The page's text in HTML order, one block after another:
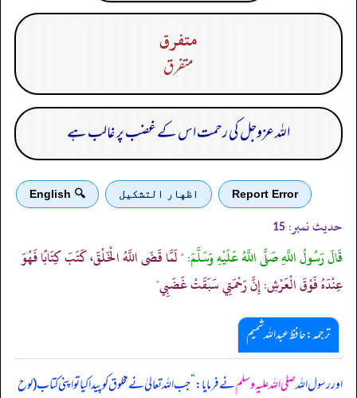
متفرق
متفرق
اللہ عزوجل کی رحمت اس کے غضب پر غالب ہے
Report Error اظهار التشكيل 🔍 English
حدیث نمبر: 15
قَالَ رَسُولُ اللَّهِ صَلَّى اللَّهُ عَلَيْهِ وَسَلَّمَ:" لَمَّا قَضَى اللَّهُ الْخَلْقَ، كَتَبَ كِتَابًا فَهُوَ
عِنْدَهُ فَوْقَ الْعَرْشِ: إِنَّ رَحْمَتِي سَبَقَتْ غَضَبِي"
ترجمہ:حافظ عبداللہ شمیم
اور رسول اللہصلی اللہ علیہ وسلمنے فرمایا:”جب اللہ تعالیٰ نے مخلوق کو پیدا کیا تو اپنی کتاب (لوح